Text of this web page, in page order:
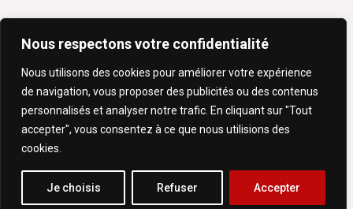
Nous respectons votre confidentialité
Nous utilisons des cookies pour améliorer votre expérience
de navigation, vous proposer des publicités ou des contenus
personnalisés et analyser notre trafic. En cliquant sur "Tout
accepter", vous consentez à ce que nous utilisions des
cookies.
Je choisis Refuser Accepter